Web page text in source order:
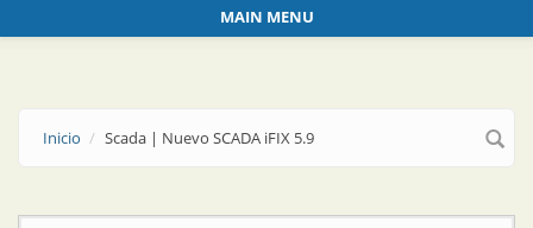
MAIN MENU
Inicio Scada | Nuevo SCADA iFIX 5.9